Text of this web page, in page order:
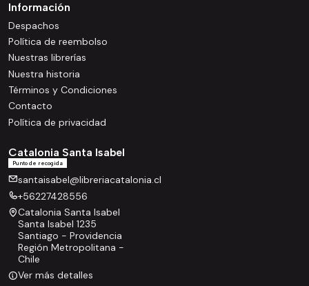
Información
Despachos
Política de reembolso
Nuestras librerías
Nuestra historia
Términos y Condiciones
Contacto
Política de privacidad
Catalonia Santa Isabel
Punto de recogida
santaisabel@libreriacatalonia.cl
+56227428556
Catalonia Santa Isabel
Santa Isabel 1235
Santiago - Providencia
Región Metropolitana -
Chile
Ver más detalles